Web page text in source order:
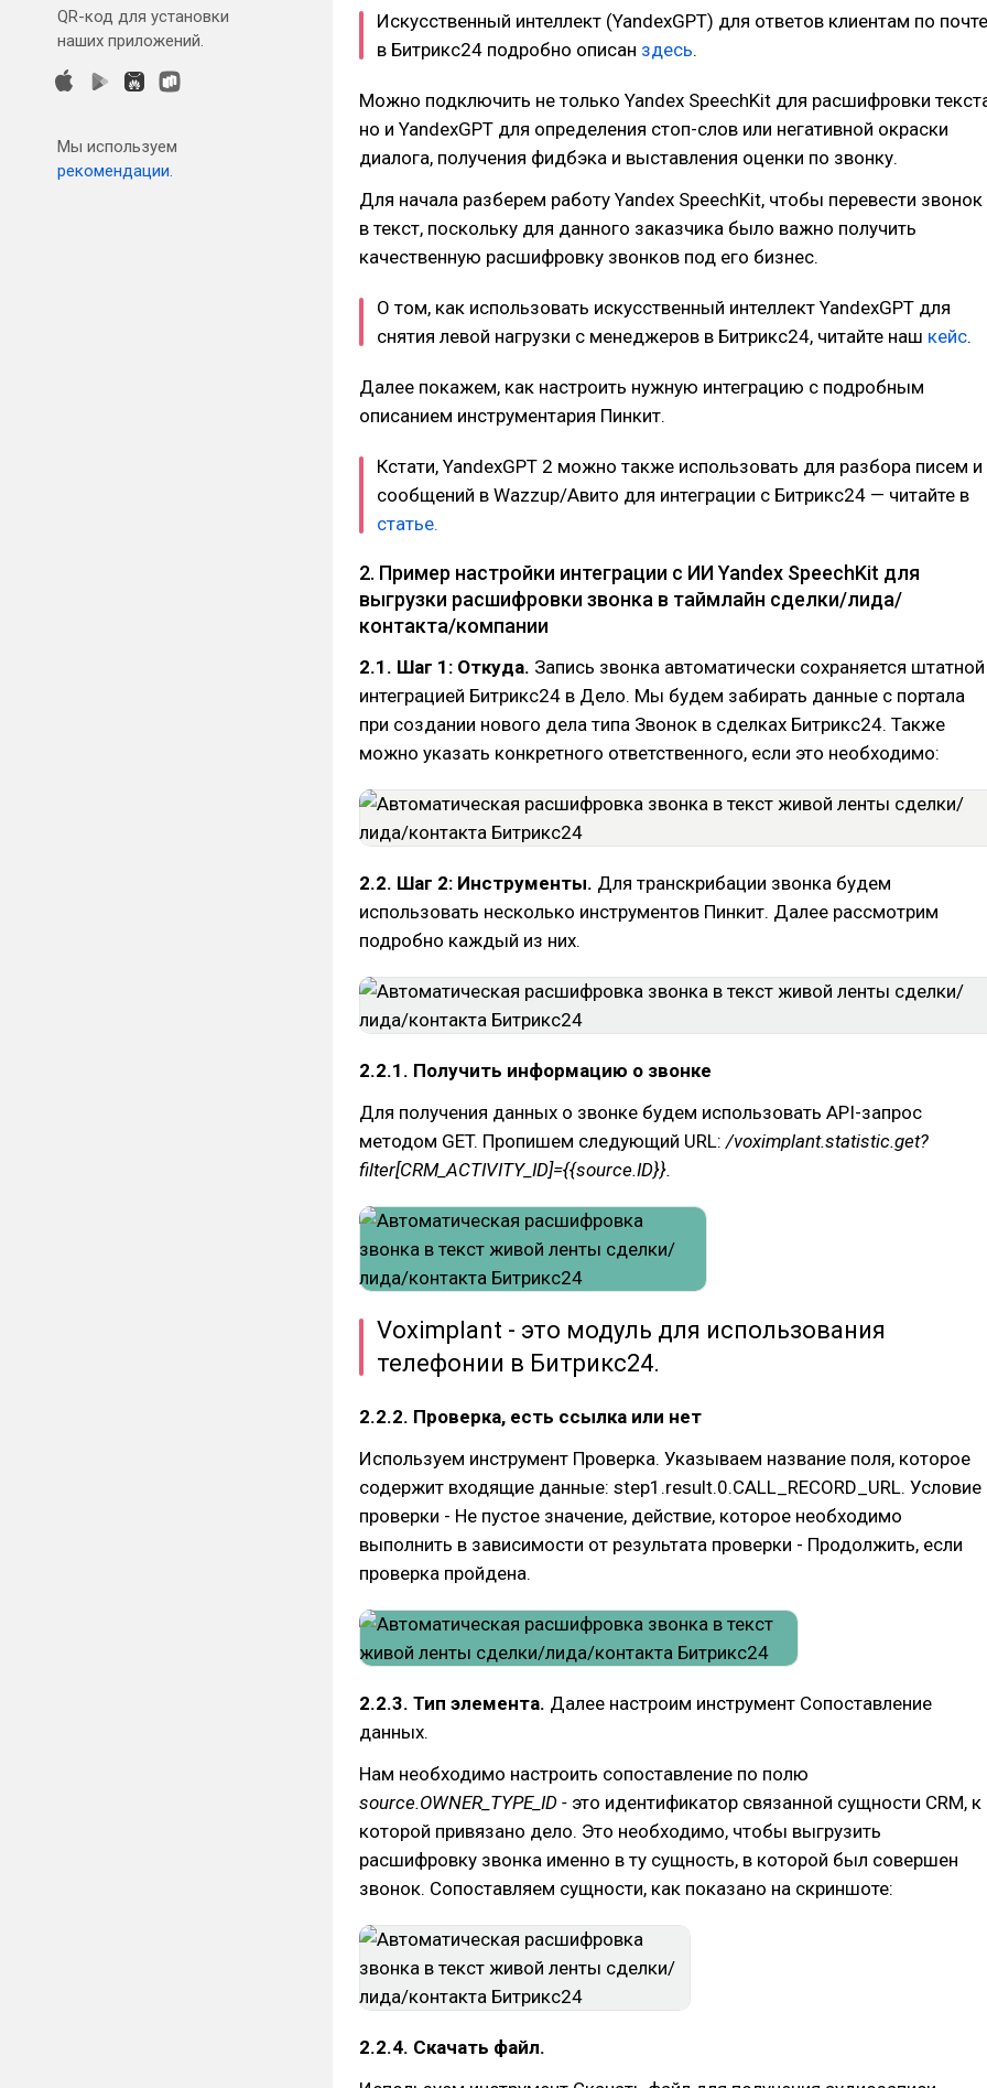
QR-код для установки
наших приложений.
Мы используем
рекомендации.
Искусственный интеллект (YandexGPT) для ответов клиентам по почте
в Битрикс24 подробно описан здесь.
Можно подключить не только Yandex SpeechKit для расшифровки
но и YandexGPT для определения стоп-слов или негативной окраски
диалога, получения фидбэка и выставления оценки по звонку.
Для начала разберем работу Yandex SpeechKit, чтобы перевести звонок
в текст, поскольку для данного заказчика было важно получить
качественную расшифровку звонков под его бизнес.
О том, как использовать искусственный интеллект YandexGPT для
снятия левой нагрузки с менеджеров в Битрикс24, читайте наш кейс.
Далее покажем, как настроить нужную интеграцию с подробным
описанием инструментария Пинкит.
Кстати, YandexGPT 2 можно также использовать для разбора писем и
сообщений в Wazzup/Авито для интеграции c Битрикс24 — читайте в
статье.
2. Пример настройки интеграции с ИИ Yandex SpeechKit для
выгрузки расшифровки звонка в таймлайн сделки/лида/
контакта/компании
2.1. Шаг 1: Откуда. Запись звонка автоматически сохраняется штатной
интеграцией Битрикс24 в Дело. Мы будем забирать данные с портала
при создании нового дела типа Звонок в сделках Битрикс24. Также
можно указать конкретного ответственного, если это необходимо:
2.2. Шаг 2: Инструменты. Для транскрибации звонка будем
использовать несколько инструментов Пинкит. Далее рассмотрим
подробно каждый из них.
2.2.1. Получить информацию о звонке
Для получения данных о звонке будем использовать API-запрос
методом GET. Пропишем следующий URL:/voximplant.statistic.get?
filter[CRM_ACTIVITY_ID]={{source.ID}}.
Voximplant - это модуль для использования
телефонии в Битрикс24.
2.2.2. Проверка, есть ссылка или нет
Используем инструмент Проверка. Указываем название поля, которое
содержит входящие данные: step1.result.0.CALL_RECORD_URL. Условие
проверки - Не пустое значение, действие, которое необходимо
выполнить в зависимости от результата проверки - Продолжить, если
проверка пройдена.
2.2.3. Тип элемента. Далее настроим инструмент Сопоставление
данных.
Нам необходимо настроить сопоставление по полю
source.OWNER_TYPE_ID - это идентификатор связанной сущности CRM, к
которой привязано дело. Это необходимо, чтобы выгрузить
расшифровку звонка именно в ту сущность, в которой был совершен
звонок. Сопоставляем сущности, как показано на скриншоте:
2.2.4. Скачать файл.